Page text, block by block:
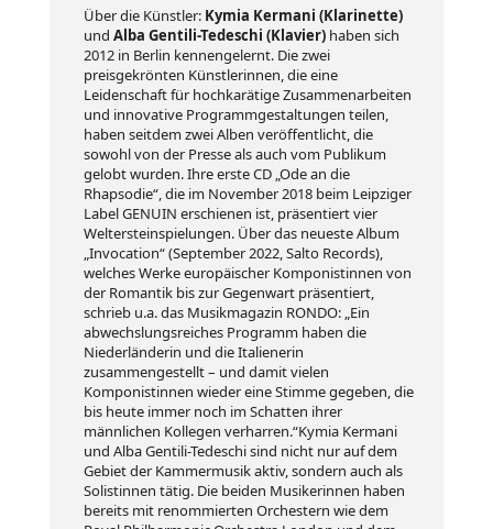
Über die Künstler: Kymia Kermani (Klarinette)
und Alba Gentili-Tedeschi (Klavier) haben sich
2012 in Berlin kennengelernt. Die zwei
preisgekrönten Künstlerinnen, die eine
Leidenschaft für hochkarätige Zusammenarbeiten
und innovative Programmgestaltungen teilen,
haben seitdem zwei Alben veröffentlicht, die
sowohl von der Presse als auch vom Publikum
gelobt wurden. Ihre erste CD „Ode an die
Rhapsodie“, die im November 2018 beim Leipziger
Label GENUIN erschienen ist, präsentiert vier
Weltersteinspielungen. Über das neueste Album
„Invocation“ (September 2022, Salto Records),
welches Werke europäischer Komponistinnen von
der Romantik bis zur Gegenwart präsentiert,
schrieb u.a. das Musikmagazin RONDO: „Ein
abwechslungsreiches Programm haben die
Niederländerin und die Italienerin
zusammengestellt – und damit vielen
Komponistinnen wieder eine Stimme gegeben, die
bis heute immer noch im Schatten ihrer
männlichen Kollegen verharren.“Kymia Kermani
und Alba Gentili-Tedeschi sind nicht nur auf dem
Gebiet der Kammermusik aktiv, sondern auch als
Solistinnen tätig. Die beiden Musikerinnen haben
bereits mit renommierten Orchestern wie dem